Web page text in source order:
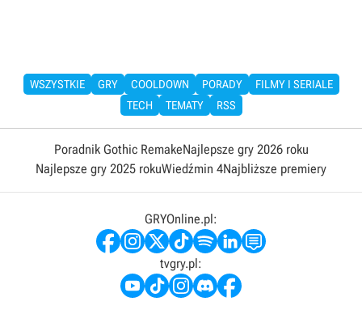
WSZYSTKIE GRY COOLDOWN PORADY
FILMY I SERIALE
TECH
TEMATY RSS
Poradnik Gothic RemakeNajlepsze gry 2026 roku
Najlepsze gry 2025 rokuWiedźmin 4Najbliższe premiery
GRYOnline.pl:
tvgry.pl: